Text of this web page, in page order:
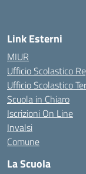
Link Esterni
MIUR
Ufficio Scolastico
Ufficio Scolastico
Scuola in Chiaro
Iscrizioni On Line
Invalsi
Comune
La Scuola